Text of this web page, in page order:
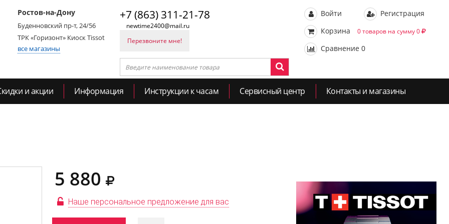
Ростов-на-Дону
Буденновский пр-т, 24/56
ТРК «Горизонт» Киоск Tissot
все магазины
+7 (863) 311-21-78
newtime2400@mail.ru
Перезвоните мне!
Войти
Регистрация
Корзина
0 товаров на сумму 0
Сравнение 0
и акции Информация Инструкции к часам Сервисный центр Контакты и магазины
5 880
Наше персональное предложение для вас